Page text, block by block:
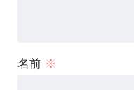
名前 ※